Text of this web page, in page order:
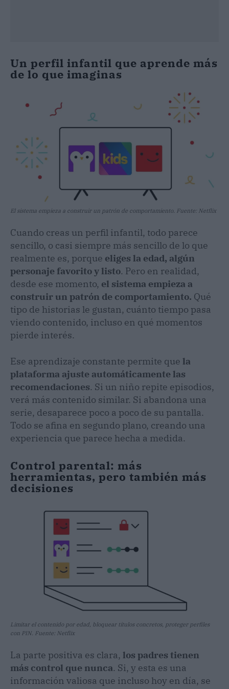
Un perfil infantil que aprende más
de lo que imaginas
El sistema empieza a construir un patrón de comportamiento. Fuente: Netflix
Cuando creas un perfil infantil, todo parece
sencillo, o casi siempre más sencillo de lo que
realmente es, porque eliges la edad, algún
personaje favorito y listo. Pero en realidad,
desde ese momento, el sistema empieza a
construir un patrón de comportamiento. Qué
tipo de historias le gustan, cuánto tiempo pasa
viendo contenido, incluso en qué momentos
pierde interés.
Ese aprendizaje constante permite que la
plataforma ajuste automáticamente las
recomendaciones. Si un niño repite episodios,
verá más contenido similar. Si abandona una
serie, desaparece poco a poco de su pantalla.
Todo se afina en segundo plano, creando una
experiencia que parece hecha a medida.
Control parental: más
herramientas, pero también más
decisiones
Limitar el contenido por edad, bloquear títulos concretos, proteger perfiles
con PIN. Fuente: Netflix
La parte positiva es clara, los padres tienen
más control que nunca. Si, y esta es una
información valiosa que incluso hoy en día, se